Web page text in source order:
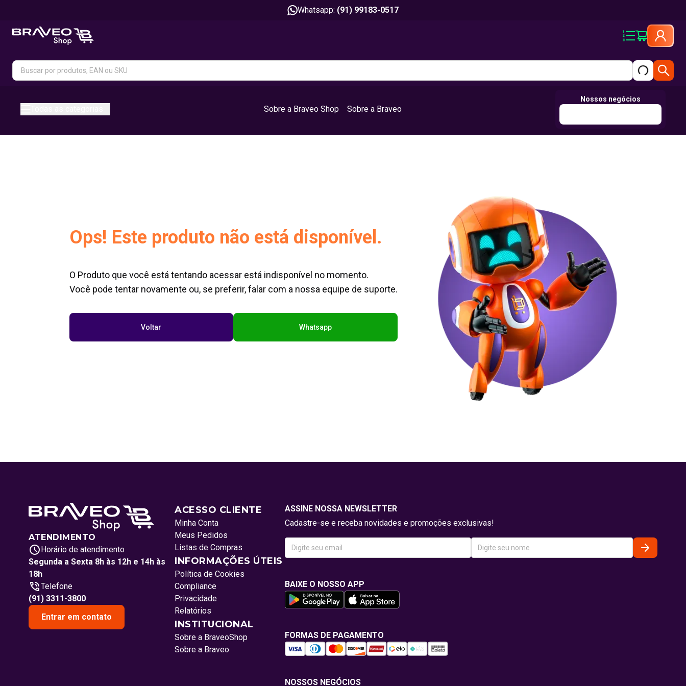
Whatsapp: (91) 99183-0517
Sobre a Braveo Shop Sobre a Braveo
Nossos negócios
Ops! Este produto não está disponível.
O Produto que você está tentando acessar está indisponível no momento.
Você pode tentar novamente ou, se preferir, falar com a nossa equipe de suporte.
Voltar Whatsapp
ATENDIMENTO
Horário de atendimento
Segunda a Sexta 8h às 12h e 14h às
18h
Telefone
(91) 3311-3800
Entrar em contato
ACESSO CLIENTE
Minha Conta
Meus Pedidos
Listas de Compras
INFORMAÇÕES ÚTEIS
Política de Cookies
Compliance
Privacidade
Relatórios
INSTITUCIONAL
Sobre a BraveoShop
Sobre a Braveo
ASSINE NOSSA NEWSLETTER
Cadastre-se e receba novidades e promoções exclusivas!
BAIXE O NOSSO APP
FORMAS DE PAGAMENTO
NOSSOS NEGÓCIOS